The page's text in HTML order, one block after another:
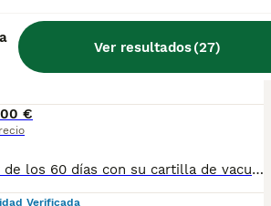
Ver resultados(27)
€
se entregan a partir de los 60 días con su cartilla de vacunación y desparasitación correspondiente a su edad. puede venir a verlos sin compromiso escribanos al 698979889
Verificada